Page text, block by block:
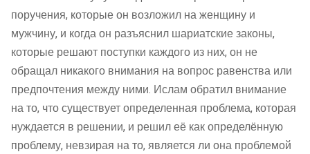
поручения, которые он возложил на женщину и
мужчину, и когда он разъяснил шариатские законы,
которые решают поступки каждого из них, он не
обращал никакого внимания на вопрос равенства или
предпочтения между ними. Ислам обратил внимание
на то, что существует определенная проблема, которая
нуждается в решении, и решил её как определённую
проблему, невзирая на то, является ли она проблемой